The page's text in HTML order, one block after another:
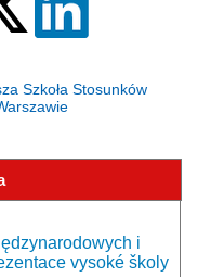
Szkoła Stosunków
i
vysoké školy